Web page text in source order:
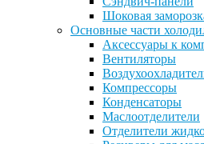
Шоковая
Основные части
Аксессуары к
Вентиляторы
Компрессоры
Конденсаторы
Маслоотделители
Отделители